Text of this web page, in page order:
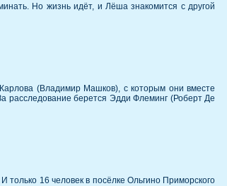
Но жизнь идёт, и Лёша знакомится с другой
(Владимир Машков), с которым они вместе
расследование берется Эдди Флеминг (Роберт Де
16 человек в посёлке Ольгино Приморского